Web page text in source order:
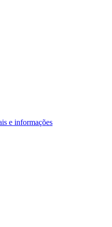
e informações